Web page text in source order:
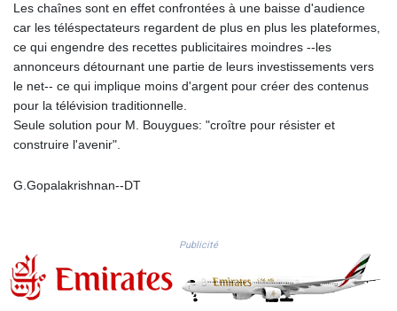
MVR 17.833845
MWK 1999.984044
MXN 19.787625
MYR 4.718133
MZN 73.706953
NAD 18.737893
NGN 1574.178272
PAB 1.153368
PGK 5.097172
PHP 70.205705
Les chaînes sont en effet confrontées à une baisse d'audience
car les téléspectateurs regardent de plus en plus les plateformes,
ce qui engendre des recettes publicitaires moindres --les
annonceurs détournant une partie de leurs investissements vers
le net-- ce qui implique moins d'argent pour créer des contenus
pour la télévision traditionnelle.
Seule solution pour M. Bouygues: "croître pour résister et
construire l'avenir".
G.Gopalakrishnan--DT
Publicité